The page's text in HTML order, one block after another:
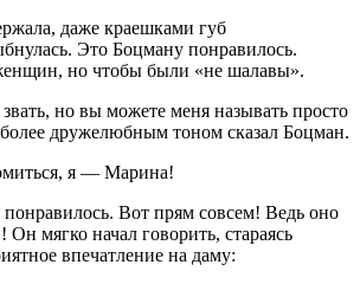
даже краешками губ
Это Боцману понравилось.
но чтобы были «не шалавы».
но вы можете меня называть просто
дружелюбным тоном сказал Боцман.
я — Марина!
Вот прям совсем! Ведь оно
Он мягко начал говорить, стараясь
впечатление на даму: